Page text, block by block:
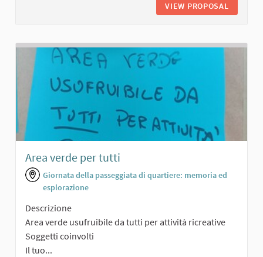
VIEW PROPOSAL
Area verde per tutti
Giornata della passeggiata di quartiere: memoria ed
esplorazione
Descrizione
Area verde usufruibile da tutti per attività ricreative
Soggetti coinvolti
Il tuo...